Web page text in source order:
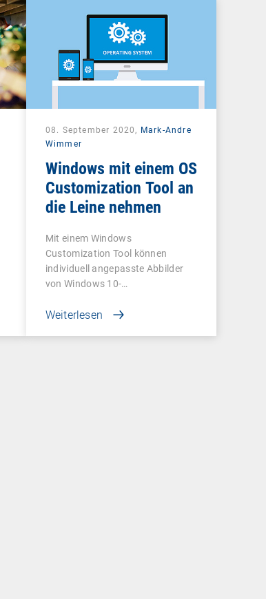
08. September 2020, Mark-Andre
Wimmer
Windows mit einem OS
Customization Tool an
die Leine nehmen
Mit einem Windows
Customization Tool können
individuell angepasste Abbilder
von Windows 10-
Weiterlesen